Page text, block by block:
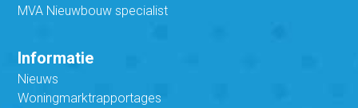
MVA Nieuwbouw specialist
Informatie
Nieuws
Woningmarktrapportages